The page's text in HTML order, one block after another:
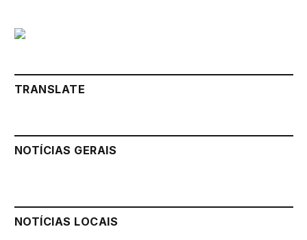
TRANSLATE
NOTÍCIAS GERAIS
NOTÍCIAS LOCAIS